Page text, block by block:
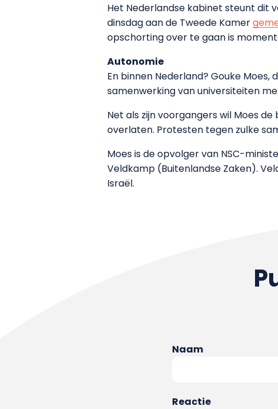
Het Nederlandse kabinet steunt dit
dinsdag aan de Tweede Kamer
opschorting over te gaan is
Autonomie
En binnen Nederland? Gouke
samenwerking van universiteiten
Net als zijn voorgangers wil Moes
overlaten. Protesten tegen zulke
Moes is de opvolger van NSC-
Veldkamp (Buitenlandse Zaken).
Israël.
Naam
Reactie